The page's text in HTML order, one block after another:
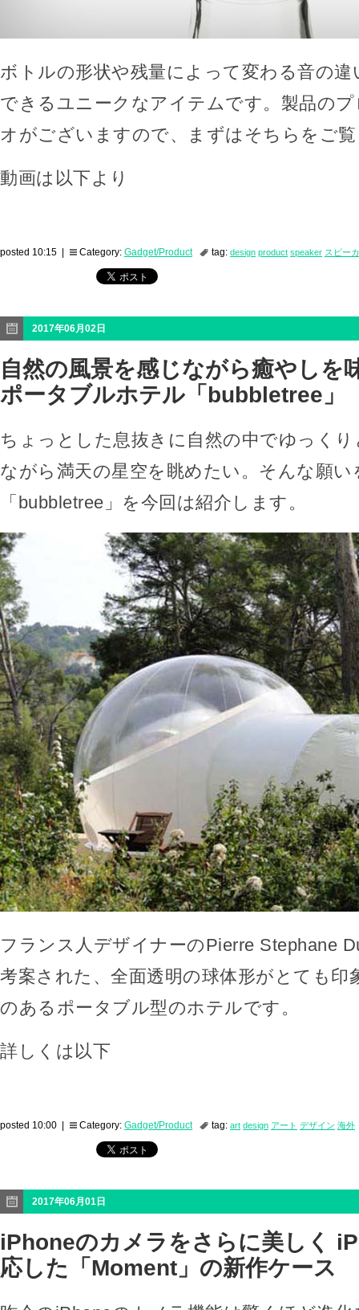
ボトルの形状や残量によって変わる音の
できるユニークなアイテムです。製品の
オがございますので、まずはそちらをご
動画は以下より
posted 10:15 | Category: Gadget/Product tag: design product speaker スピー
2017年06月02日
自然の風景を感じながら癒やしを
ポータブルホテル「bubbletree」
ちょっとした息抜きに自然の中でゆっく
ながら満天の星空を眺めたい。そんな願
「bubbletree」を今回は紹介します。
フランス人デザイナーのPierre Stephane
考案された、全面透明の球体形がとても印
のあるポータブル型のホテルです。
詳しくは以下
posted 10:00 | Category: Gadget/Product tag: art design アート デザイン 海外
2017年06月01日
iPhoneのカメラをさらに美しく
応した「Moment」の新作ケース